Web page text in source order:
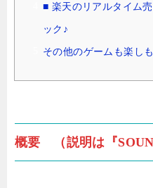
■ 楽天のリアルタイム
ック♪
その他のゲームも楽し
概要 （説明は『